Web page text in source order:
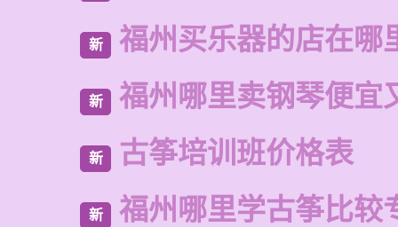
新 福州买乐器的店在哪
新 福州哪里卖钢琴便宜
新 古筝培训班价格表
新 福州哪里学古筝比较